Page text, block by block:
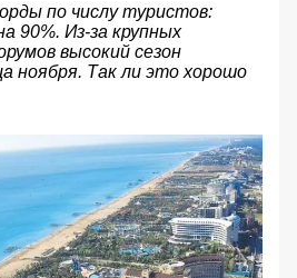
по числу туристов:
90%. Из-за крупных
высокий сезон
ноября. Так ли это хорошо